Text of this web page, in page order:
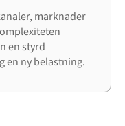
marknader
en styrd
en ny belastning.